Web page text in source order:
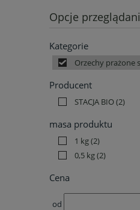
Opcje
Kategorie
Orzechy prażone
Producent
STACJA BIO(2)
masa produktu
1 kg(2)
0,5 kg(2)
Cena
od